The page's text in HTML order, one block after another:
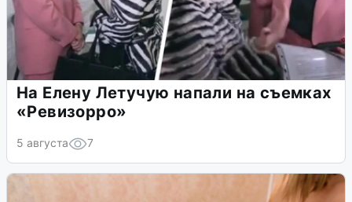
На Елену Летучую напали на съемках
«Ревизорро»
5 августа 7